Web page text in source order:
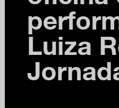
Luiza